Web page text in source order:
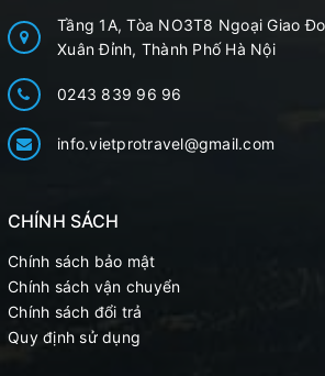
Tầng 1A, Tòa NO3T8 Ngoại Giao
Xuân Đỉnh, Thành Phố Hà Nội
0243 839 96 96
info.vietprotravel@gmail.com
CHÍNH SÁCH
Chính sách bảo mật
Chính sách vận chuyển
Chính sách đổi trả
Quy định sử dụng